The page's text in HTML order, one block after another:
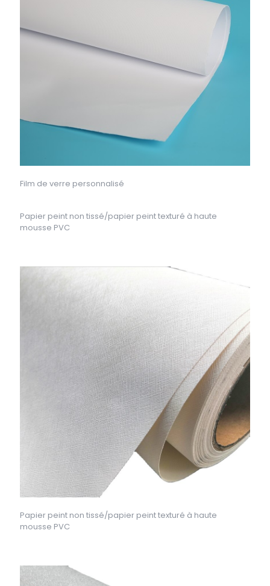
Film de verre personnalisé
Papier peint non tissé/papier peint texturé à haute
mousse PVC
Papier peint non tissé/papier peint texturé à haute
mousse PVC